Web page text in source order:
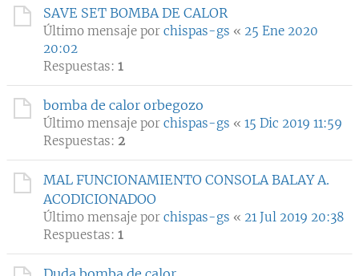
SAVE SET BOMBA DE CALOR
Último mensaje por chispas-gs « 25 Ene 2020
20:02
Respuestas: 1
bomba de calor orbegozo
Último mensaje por chispas-gs « 15 Dic 2019 11:59
Respuestas: 2
MAL FUNCIONAMIENTO CONSOLA BALAY A.
ACODICIONADOO
Último mensaje por chispas-gs « 21 Jul 2019 20:38
Respuestas: 1